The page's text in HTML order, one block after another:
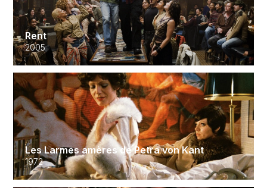
Rent
2005
Les Larmes amères de Petra von Kant
1972